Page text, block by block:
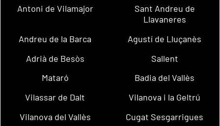
Antoni de Vilamajor
Sant Andreu de
Llavaneres
Andreu de la Barca
Agustí de Lluçanès
Adrià de Besòs
Sallent
Mataró
Badia del Vallès
Vilassar de Dalt
Vilanova i la Geltrú
Vilanova del Vallès
Cugat Sesgarrigues